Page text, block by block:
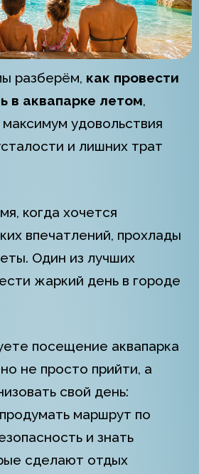
разберём, как провести
в аквапарке летом,
удовольствия
и лишних трат
когда хочется
впечатлений, прохлады
Один из лучших
жаркий день в городе
посещение аквапарка
не просто прийти, а
свой день:
маршрут по
и знать
сделают отдых